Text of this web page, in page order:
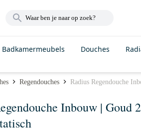
Badkamermeubels Douches
Regendouches Radius Regendouche
Inbouw | Goud